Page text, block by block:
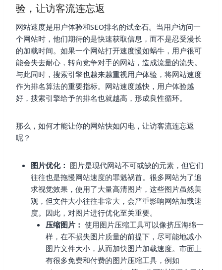
验，让访客流连忘返
网站速度是用户体验和SEO排名的试金石。当用户访问一
个网站时，他们期待的是快速获取信息，而不是忍受漫长
的加载时间。如果一个网站打开速度慢如蜗牛，用户很可
能会失去耐心，转向竞争对手的网站，造成流量的流失。
与此同时，搜索引擎也越来越重视用户体验，将网站速度
作为排名算法的重要指标。网站速度越快，用户体验越
好，搜索引擎给予的排名也就越高，形成良性循环。
那么，如何才能让你的网站快如闪电，让访客流连忘返
呢？
图片优化： 图片是现代网站不可或缺的元素，但它们
往往也是拖慢网站速度的罪魁祸首。很多网站为了追
求视觉效果，使用了大量高清图片，这些图片虽然美
观，但文件大小往往非常大，会严重影响网站加载速
度。因此，对图片进行优化至关重要。
压缩图片： 使用图片压缩工具可以像挤压海绵一
样，在不损失图片质量的前提下，尽可能地减小
图片文件大小，从而加快图片加载速度。市面上
有很多免费和付费的图片压缩工具，例如